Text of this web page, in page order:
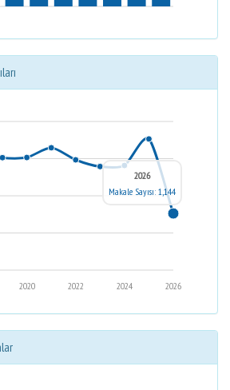
2026
2024
2022
2020
2026
Makale Sayısı: 1,144